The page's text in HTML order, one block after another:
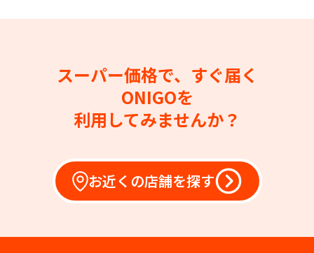
スーパー価格で、すぐ届く
ONIGOを
利用してみませんか？
お近くの店舗を探す